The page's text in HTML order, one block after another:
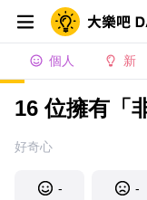
個人 新
16 位擁有「
好奇心
- -